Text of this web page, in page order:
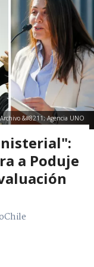
Archivo &#8211; Agencia UNO
a Poduje